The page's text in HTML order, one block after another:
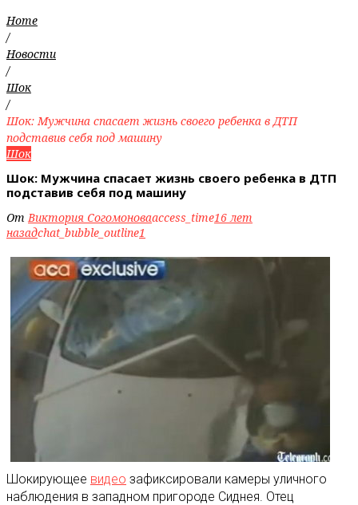
Home
/
Новости
/
Шок
/
Шок: Мужчина спасает жизнь своего ребенка в ДТП
подставив себя под машину
Шок
Шок: Мужчина спасает жизнь своего ребенка в ДТП
подставив себя под машину
ОтВиктория Согомоноваaccess_time16 лет
назадchat_bubble_outline1
Шокирующее видео зафиксировали камеры уличного
наблюдения в западном пригороде Сиднея. Отец